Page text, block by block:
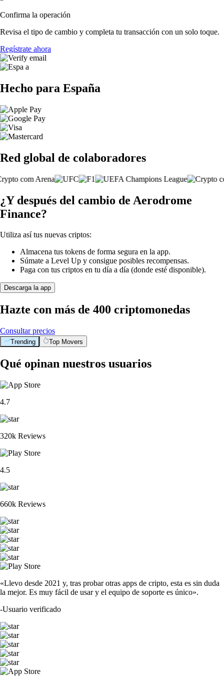
Confirma la operación
Revisa el tipo de cambio y completa tu transacción con un solo toque.
Regístrate ahora
Hecho para España
Red global de colaboradores
¿Y después del cambio de Aerodrome
Finance?
Utiliza así tus nuevas criptos:
Almacena tus tokens de forma segura en la app.
Súmate a Level Up y consigue posibles recompensas.
Paga con tus criptos en tu día a día (donde esté disponible).
Descarga la app
Hazte con más de 400 criptomonedas
Consultar precios
Trending Top Movers
Qué opinan nuestros usuarios
4.7
320k Reviews
4.5
660k Reviews
«Llevo desde 2021 y, tras probar otras apps de cripto, esta es sin duda
la mejor. Es muy fácil de usar y el equipo de soporte es único».
-Usuario verificado